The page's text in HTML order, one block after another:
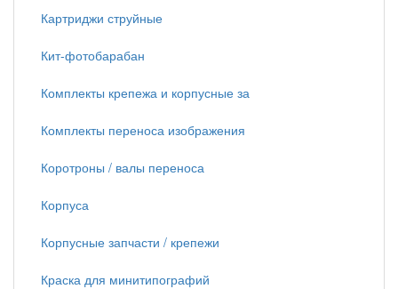
Картриджи струйные
Кит-фотобарабан
Комплекты крепежа и корпусные за
Комплекты переноса изображения
Коротроны / валы переноса
Корпуса
Корпусные запчасти / крепежи
Краска для минитипографий